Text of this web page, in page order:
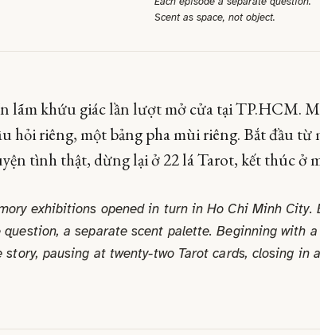
Scent as space, not object.
lãm khứu giác lần lượt mở cửa tại TP.HCM.
hỏi riêng, một bảng pha mùi riêng. Bắt đầu từ
tình thật, dừng lại ở 22 lá Tarot, kết thúc ở
exhibitions opened in turn in Ho Chi Minh City.
a separate scent palette. Beginning with
pausing at twenty-two Tarot cards, closing in